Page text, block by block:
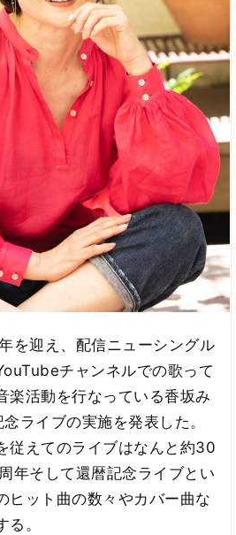
を迎え、配信ニューシングル
チャンネルでの歌って
楽活動を行なっている香坂み
ライブの実施を発表した。
従えてのライブはなんと約30
年そして還暦記念ライブとい
ヒット曲の数々やカバー曲な
。